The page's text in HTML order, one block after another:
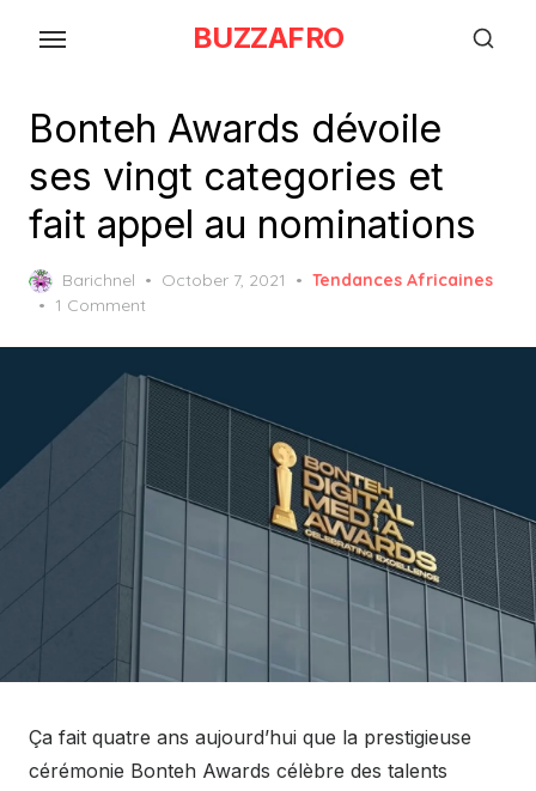
content
BUZZAFRO
Bonteh Awards dévoile
ses vingt categories et
fait appel au nominations
Barichnel
Posted
October 7, 2021
Tendances Africaines
1 Comment
Ça fait quatre ans aujourd’hui que la prestigieuse
cérémonie Bonteh Awards célèbre des talents